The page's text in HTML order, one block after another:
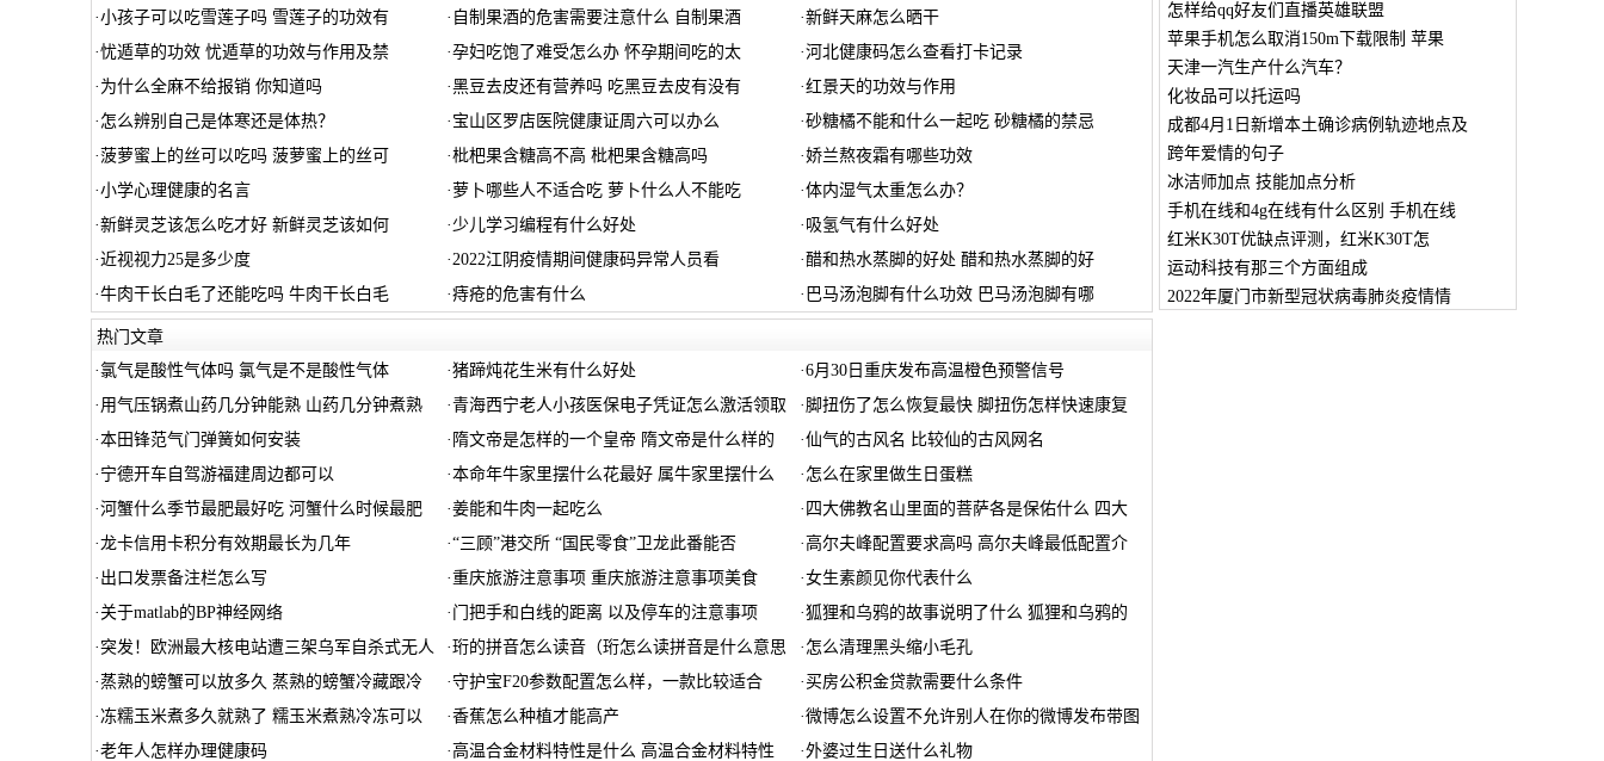
·小孩子可以吃雪莲子吗 雪莲子的功效有 · 自制果酒的危害需要注意什么 自制果酒 ·新鲜天麻怎么晒干
·忧遁草的功效 忧遁草的功效与作用及禁 ·孕妇吃饱了难受怎么办 怀孕期间吃的太 ·河北健康码怎么查看打卡记录
· 为什么全麻不给报销 你知道吗 ·黑豆去皮还有营养吗 吃黑豆去皮有没有 ·红景天的功效与作用
· 怎么辨别自己是体寒还是体热？ · 宝山区罗店医院健康证周六可以办么 ·砂糖橘不能和什么一起吃 砂糖橘的禁忌
·菠萝蜜上的丝可以吃吗 菠萝蜜上的丝可 ·枇杷果含糖高不高 枇杷果含糖高吗 ·娇兰熬夜霜有哪些功效
·小学心理健康的名言 · 萝卜哪些人不适合吃 萝卜什么人不能吃 ·体内湿气太重怎么办？
·新鲜灵芝该怎么吃才好 新鲜灵芝该如何 · 少儿学习编程有什么好处 · 吸氢气有什么好处
·近视视力25是多少度 ·2022江阴疫情期间健康码异常人员看 · 醋和热水蒸脚的好处 醋和热水蒸脚的好
·牛肉干长白毛了还能吃吗 牛肉干长白毛 ·痔疮的危害有什么 · 巴马汤泡脚有什么功效 巴马汤泡脚有哪
热门文章
·氯气是酸性气体吗 氯气是不是酸性气体 ·猪蹄炖花生米有什么好处 ·6月30日重庆发布高温橙色预警信号
· 用气压锅煮山药几分钟能熟 山药几分钟煮熟 ·青海西宁老人小孩医保电子凭证怎么激活领取 ·脚扭伤了怎么恢复最快 脚扭伤怎样快速康复
·本田锋范气门弹簧如何安装 · 隋文帝是怎样的一个皇帝 隋文帝是什么样的 ·仙气的古风名 比较仙的古风网名
· 宁德开车自驾游福建周边都可以 ·本命年牛家里摆什么花最好 属牛家里摆什么 · 怎么在家里做生日蛋糕
·河蟹什么季节最肥最好吃 河蟹什么时候最肥 ·姜能和牛肉一起吃么 · 四大佛教名山里面的菩萨各是保佑什么 四大
·龙卡信用卡积分有效期最长为几年 ·“三顾”港交所 “国民零食”卫龙此番能否 · 高尔夫峰配置要求高吗 高尔夫峰最低配置介
· 出口发票备注栏怎么写 ·重庆旅游注意事项 重庆旅游注意事项美食 ·女生素颜见你代表什么
· 关于matlab的BP神经网络 · 门把手和白线的距离 以及停车的注意事项 ·狐狸和乌鸦的故事说明了什么 狐狸和乌鸦的
·突发！欧洲最大核电站遭三架乌军自杀式无人 ·珩的拼音怎么读音（珩怎么读拼音是什么意思 · 怎么清理黑头缩小毛孔
· 蒸熟的螃蟹可以放多久 蒸熟的螃蟹冷藏跟冷 ·守护宝F20参数配置怎么样，一款比较适合 · 买房公积金贷款需要什么条件
· 冻糯玉米煮多久就熟了 糯玉米煮熟冷冻可以 ·香蕉怎么种植才能高产 ·微博怎么设置不允许别人在你的微博发布带图
·老年人怎样办理健康码 · 高温合金材料特性是什么 高温合金材料特性 ·外婆过生日送什么礼物
怎样给qq好友们直播英雄联盟
苹果手机怎么取消150m下载限制 苹果
天津一汽生产什么汽车？
化妆品可以托运吗
成都4月1日新增本土确诊病例轨迹地点及
跨年爱情的句子
冰洁师加点 技能加点分析
手机在线和4g在线有什么区别 手机在线
红米K30T优缺点评测，红米K30T怎
运动科技有那三个方面组成
2022年厦门市新型冠状病毒肺炎疫情情